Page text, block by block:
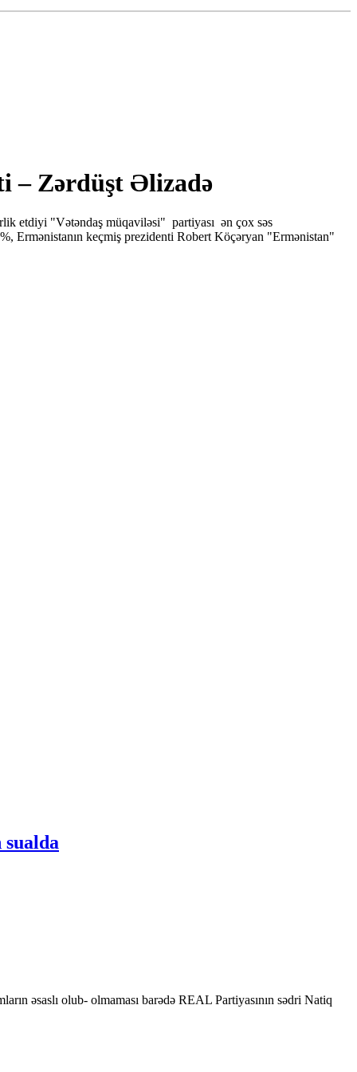
– Zərdüşt Əlizadə
etdiyi "Vətəndaş müqaviləsi" partiyası ən çox səs
Ermənistanın keçmiş prezidenti Robert Köçəryan "Ermənistan"
əsaslı olub- olmaması barədə REAL Partiyasının sədri Natiq